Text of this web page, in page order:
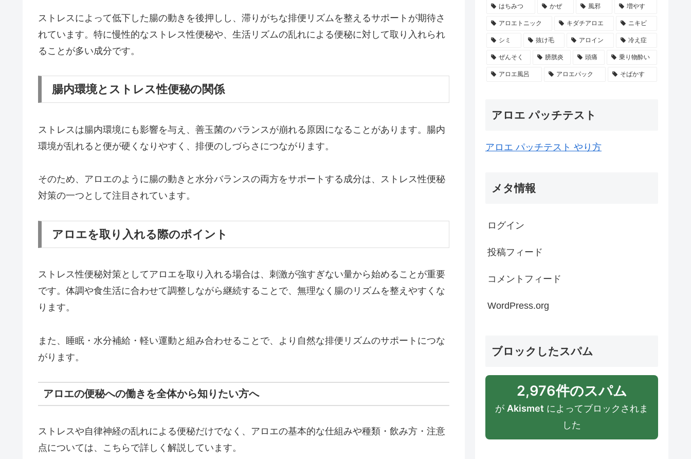
ストレスによって低下した腸の動きを後押しし、滞りがちな排便リズムを整えるサポートが期待さ
れています。特に慢性的なストレス性便秘や、生活リズムの乱れによる便秘に対して取り入れられ
ることが多い成分です。
腸内環境とストレス性便秘の関係
ストレスは腸内環境にも影響を与え、善玉菌のバランスが崩れる原因になることがあります。腸内
環境が乱れると便が硬くなりやすく、排便のしづらさにつながります。
そのため、アロエのように腸の動きと水分バランスの両方をサポートする成分は、ストレス性便秘
対策の一つとして注目されています。
アロエを取り入れる際のポイント
ストレス性便秘対策としてアロエを取り入れる場合は、刺激が強すぎない量から始めることが重要
です。体調や食生活に合わせて調整しながら継続することで、無理なく腸のリズムを整えやすくな
ります。
また、睡眠・水分補給・軽い運動と組み合わせることで、より自然な排便リズムのサポートにつな
がります。
アロエの便秘への働きを全体から知りたい方へ
ストレスや自律神経の乱れによる便秘だけでなく、アロエの基本的な仕組みや種類・飲み方・注意
点については、こちらで詳しく解説しています。
はちみつ かぜ 風邪 増やす
アロエトニック キダチアロエ ニキビ
シミ 抜け毛 アロイン 冷え症
ぜんそく 膀胱炎 頭痛 乗り物酔い
アロエ風呂 アロエパック そばかす
アロエ パッチテスト
アロエ パッチテスト やり方
メタ情報
ログイン
投稿フィード
コメントフィード
WordPress.org
ブロックしたスパム
2,976件のスパム
が Akismet によってブロックされま
した